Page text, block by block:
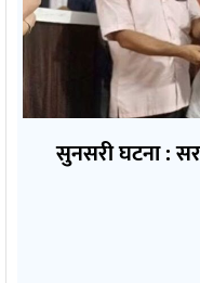
सुनसरी घटना :